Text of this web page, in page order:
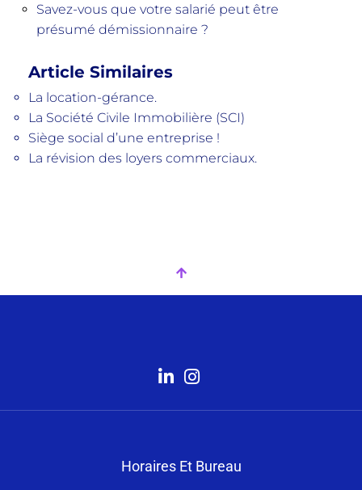
Savez-vous que votre salarié peut être
présumé démissionnaire ?
Article Similaires
La location-gérance.
La Société Civile Immobilière (SCI)
Siège social d’une entreprise !
La révision des loyers commerciaux.
Horaires Et Bureau